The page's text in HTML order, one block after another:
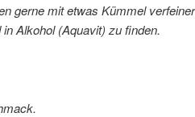
gerne mit etwas Kümmel
Alkohol (Aquavit) zu finden.